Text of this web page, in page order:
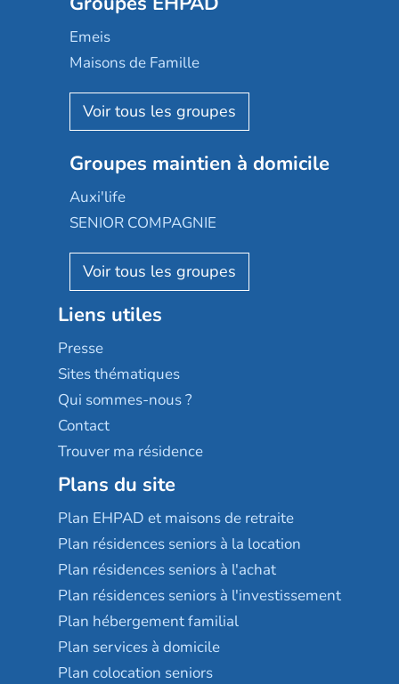
Mobicap
Domusvi
Happy Senior
Aquarelia
Nexity edenea
Les jardins d'Arcadie
Occitalia
Appartseniors
Reseda
Stella management
Les villages d'or
Sérénys
Résidences services Villa Médicis
Emeis
Maisons de Famille
Korian
Emera
Groupe SOS
Le Noble Âge
Almage
Résidalya
Groupe aplus
Groupes maintien à domicile
Auxi'life
SENIOR COMPAGNIE
AGE D'OR Services
Liens utiles
Presse
Sites thématiques
Qui sommes-nous ?
Contact
Trouver ma résidence
Plans du site
Plan EHPAD et maisons de retraite
Plan résidences seniors à la location
Plan résidences seniors à l'achat
Plan résidences seniors à l'investissement
Plan hébergement familial
Plan services à domicile
Plan colocation seniors